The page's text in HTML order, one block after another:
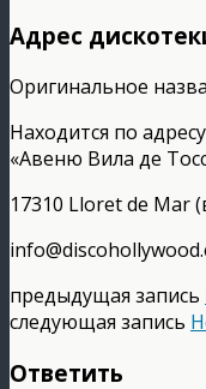
Адрес
Оригинальное
Находится по
«Авеню Вила де
17310 Lloret de Mar
предыдущая запись
следующая запись
Ответить